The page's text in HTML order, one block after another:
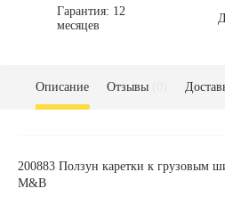
Гарантия: 12
месяцев
Описание Отзывы
200883 Ползун каретки к грузовым
M&B